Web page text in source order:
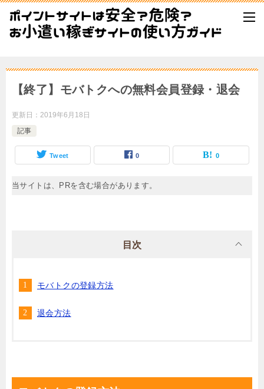
【終了】モバトクへの無料会員登録・退会
更新日： 2019年6月18日
記事
Tweet 0 0
当サイトは、PRを含む場合があります。
目次
モバトクの登録方法
退会方法